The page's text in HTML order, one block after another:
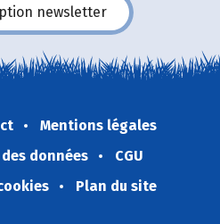
newsletter
Mentions légales
données
CGU
Plan du site